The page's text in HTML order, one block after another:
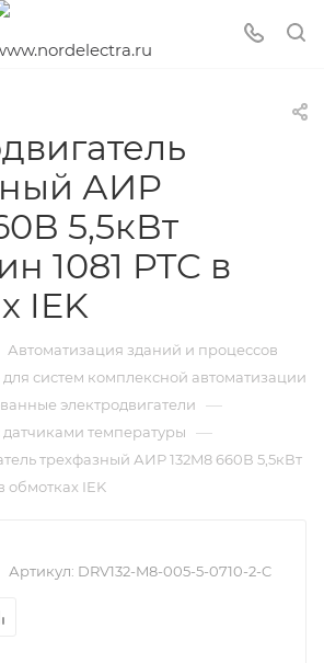
АИР
5,5кВт
1081 PTC в
IEK
Автоматизация зданий и процессов
систем комплексной автоматизации
электродвигатели —
датчиками температуры —
трехфазный АИР 132M8 660В 5,5кВт
обмотках IEK
Артикул: DRV132-M8-005-5-0710-2-C